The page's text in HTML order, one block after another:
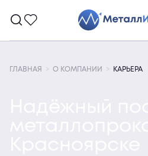
ГЛАВНАЯ О КОМПАНИИ КАРЬЕРА